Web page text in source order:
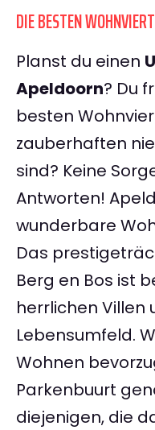
DIE BESTEN
Planst du einen
Apeldoorn? Du
besten
zauberhaften
sind? Keine
Antworten!
wunderbare
Das
Berg en Bos ist
herrlichen Villen
Lebensumfeld.
Wohnen
Parkenbuurt
diejenigen, die